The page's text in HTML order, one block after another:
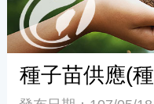
種子苗供應(